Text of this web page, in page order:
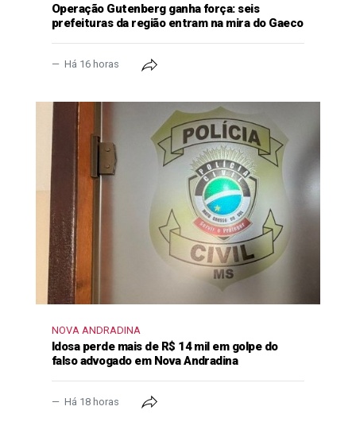
Operação Gutenberg ganha força: seis
prefeituras da região entram na mira do Gaeco
Há 16 horas
NOVA ANDRADINA
Idosa perde mais de R$ 14 mil em golpe do
falso advogado em Nova Andradina
Há 18 horas